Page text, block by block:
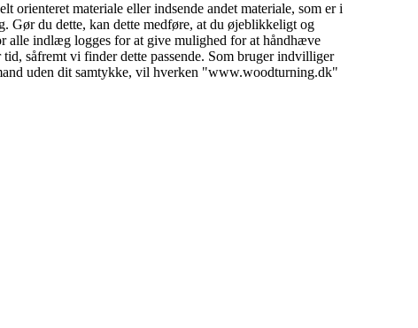
materiale eller indsende andet materiale, som er i
du dette, kan dette medføre, at du øjeblikkeligt og
alle indlæg logges for at give mulighed for at håndhæve
såfremt vi finder dette passende. Som bruger indvilliger
uden dit samtykke, vil hverken "www.woodturning.dk"